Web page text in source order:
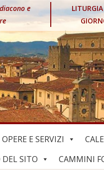
e
OPERE E SERVIZI
DEL SITO CAMMINI